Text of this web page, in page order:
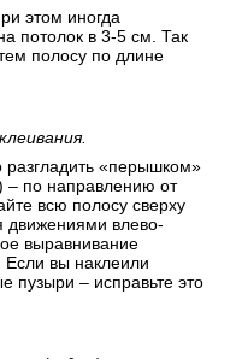
этом иногда
потолок в 3-5 см. Так
полосу по длине
разгладить «перышком»
– по направлению от
всю полосу сверху
движениями влево-
выравнивание
Если вы наклеили
пузыри – исправьте это